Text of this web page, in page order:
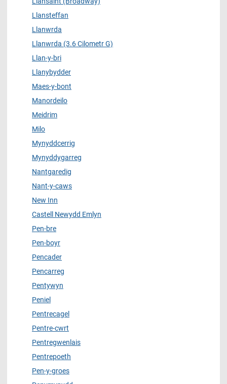
Llansteffan
Llanwrda
Llanwrda (3.6 Cilometr G)
Llan-y-bri
Llanybydder
Maes-y-bont
Manordeilo
Meidrim
Milo
Mynyddcerrig
Mynyddygarreg
Nantgaredig
Nant-y-caws
New Inn
Castell Newydd Emlyn
Pen-bre
Pen-boyr
Pencader
Pencarreg
Pentywyn
Peniel
Pentrecagel
Pentre-cwrt
Pentregwenlais
Pentrepoeth
Pen-y-groes